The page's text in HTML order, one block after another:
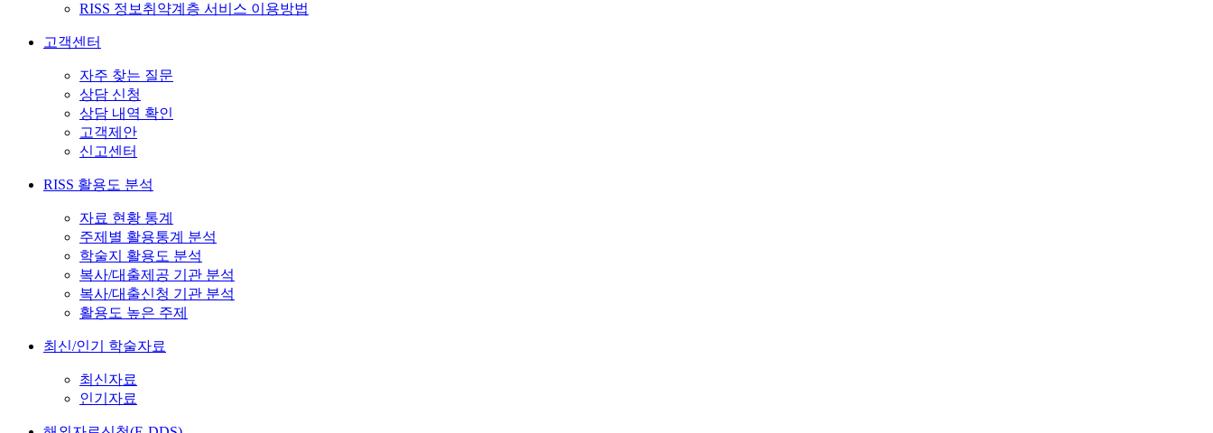
RISS 정보취약계층 서비스 이용방법
고객센터
자주 찾는 질문
상담 신청
상담 내역 확인
고객제안
신고센터
RISS 활용도 분석
자료 현황 통계
주제별 활용통계 분석
학술지 활용도 분석
복사/대출제공 기관 분석
복사/대출신청 기관 분석
활용도 높은 주제
최신/인기 학술자료
최신자료
인기자료